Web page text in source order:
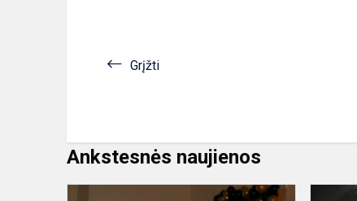
Grįžti
Ankstesnės naujienos
Šimtadienis